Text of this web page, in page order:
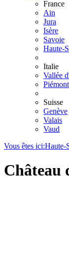
France
Ain
Jura
Isère
Savoie
Haute-
Italie
Vallée
Piémont
Suisse
Genève
Valais
Vaud
Vous êtes ici:Haute-
Château